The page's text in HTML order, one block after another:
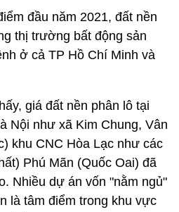
đầu năm 2021, đất nền
thị trường bất động sản
ở cả TP Hồ Chí Minh và
giá đất nền phân lô tại
Nội như xã Kim Chung, Vân
khu CNC Hòa Lạc như các
Phú Mãn (Quốc Oai) đã
Nhiều dự án vốn "nằm ngủ"
là tâm điểm trong khu vực